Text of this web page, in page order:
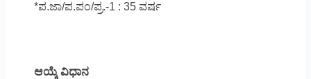
*ಪ.ಜಾ/ಪ.ಪಂ/ಪ್ರ.-1 : 35 ವರ್ಷ
ಆಯ್ಕೆ ವಿಧಾನ